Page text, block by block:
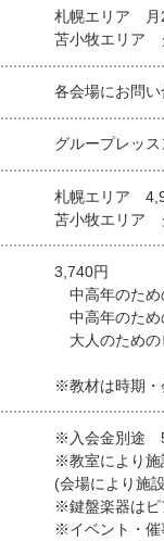
札幌エリア 月
苫小牧エリア
各会場にお問い
グループレッ
札幌エリア
苫小牧エリア
3,740円
中高年のため
中高年のた
大人のため
※教材は時期・
※入会金別途
※教室により施
(会場により施
※鍵盤楽器はピ
※イベント・催